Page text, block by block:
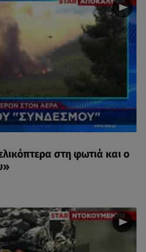
στη φωτιά και ο